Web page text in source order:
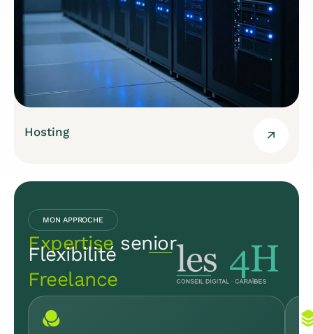
Hosting
MON APPROCHE
Expertise senior
Flexibilité
Freelance